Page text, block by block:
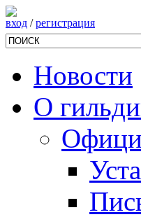
вход /регистрация
Новости
О